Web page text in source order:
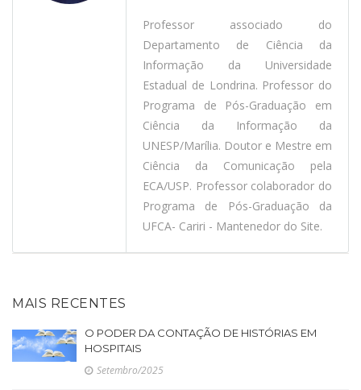
Professor associado do
Departamento de Ciência da
Informação da Universidade
Estadual de Londrina. Professor do
Programa de Pós-Graduação em
Ciência da Informação da
UNESP/Marília. Doutor e Mestre em
Ciência da Comunicação pela
ECA/USP. Professor colaborador do
Programa de Pós-Graduação da
UFCA- Cariri - Mantenedor do Site.
MAIS RECENTES
O PODER DA CONTAÇÃO DE HISTÓRIAS EM
HOSPITAIS
Setembro/2025